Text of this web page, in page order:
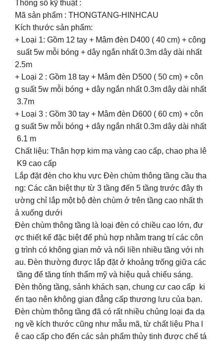
Thông số kỹ thuật :
Mã sản phẩm : THONGTANG-HINHCAU
Kích thước sản phẩm:
+ Loại 1: Gồm 12 tay + Mâm đèn D400 ( 40 cm) + công
suất 5w mỗi bóng + dây ngắn nhất 0.3m dây dài nhất
2.5m
+ Loại 2 : Gồm 18 tay + Mâm đèn D500 ( 50 cm) + côn
g suất 5w mỗi bóng + dây ngắn nhất 0.3m dây dài nhất
3.7m
+ Loại 3 : Gồm 30 tay + Mâm đèn D600 ( 60 cm) + côn
g suất 5w mỗi bóng + dây ngắn nhất 0.3m dây dài nhất
6.1 m
Chất liệu: Thân hợp kim mạ vàng cao cấp, chao pha lê
K9 cao cấp
Lắp đặt đèn cho khu vực Đèn chùm thông tầng cầu tha
ng: Các căn biệt thự từ 3 tầng đến 5 tầng trước đây th
ường chỉ lắp một bộ đèn chùm ở trên tầng cao nhất th
ả xuống dưới
Đèn chùm thông tầng là loại đèn có chiều cao lớn, đư
ợc thiết kế đặc biệt để phù hợp nhằm trang trí các côn
g trình có không gian mở và nối liền nhiều tầng với nh
au. Đèn thường được lắp đặt ở khoảng trống giữa các
tầng để tăng tính thẩm mỹ và hiệu quả chiếu sáng.
Đèn thông tầng, sảnh khách sạn, chung cư cao cấp ki
ến tạo nên không gian đẳng cấp thương lưu của bạn.
Đèn chùm thông tầng đã có rất nhiều chủng loại đa dạ
ng về kích thước cũng như mẫu mã, từ chất liệu Pha l
ê cao cấp cho đến các sản phẩm thủy tinh được chế tá